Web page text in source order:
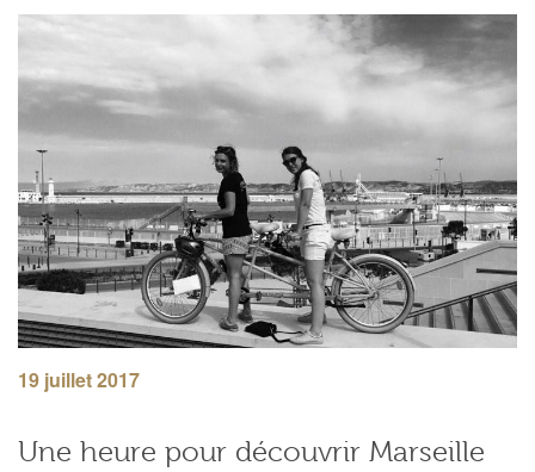
19 juillet 2017
Une heure pour découvrir Marseille